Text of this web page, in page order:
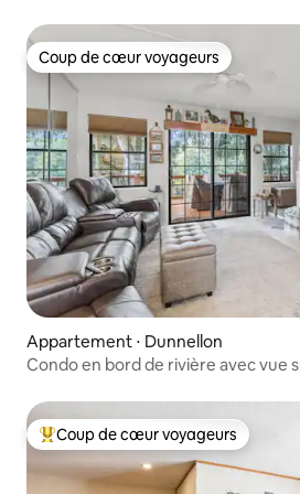
Coup de cœur voyageurs
Coup de cœur voyageurs
Appartement ⋅ Dunnellon
Condo en bord de rivière avec vue
Coups de cœur voyageurs les plus
Coup de cœur voyageurs